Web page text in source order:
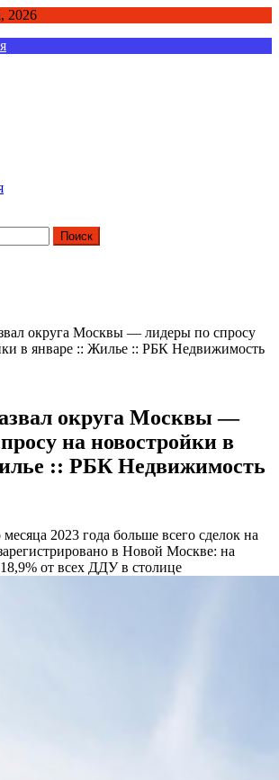
2026
округа Москвы — лидеры по спросу
в январе :: Жилье :: РБК Недвижимость
округа Москвы —
на новостройки в
:: РБК Недвижимость
2023 года больше всего сделок на
в Новой Москве: на
от всех ДДУ в столице